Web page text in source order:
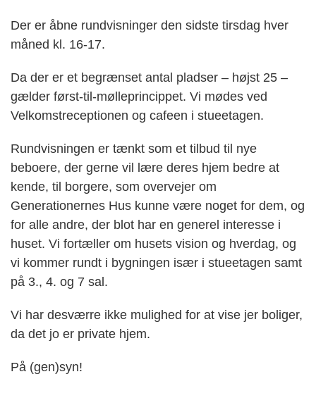
Der er åbne rundvisninger den sidste tirsdag hver
måned kl. 16-17.
Da der er et begrænset antal pladser – højst 25 –
gælder først-til-mølleprincippet. Vi mødes ved
Velkomstreceptionen og cafeen i stueetagen.
Rundvisningen er tænkt som et tilbud til nye
beboere, der gerne vil lære deres hjem bedre at
kende, til borgere, som overvejer om
Generationernes Hus kunne være noget for dem, og
for alle andre, der blot har en generel interesse i
huset. Vi fortæller om husets vision og hverdag, og
vi kommer rundt i bygningen især i stueetagen samt
på 3., 4. og 7 sal.
Vi har desværre ikke mulighed for at vise jer boliger,
da det jo er private hjem.
På (gen)syn!